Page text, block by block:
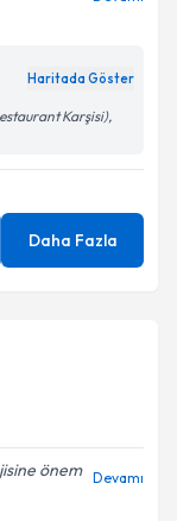
Haritada Göster
Karşisi),
Daha Fazla
önem Devamı